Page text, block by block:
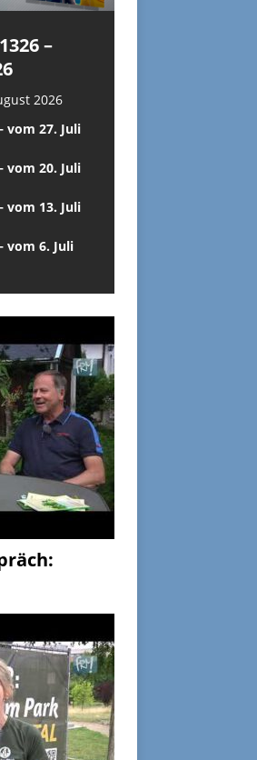
–
2026
vom 27. Juli
vom 20. Juli
vom 13. Juli
vom 6. Juli